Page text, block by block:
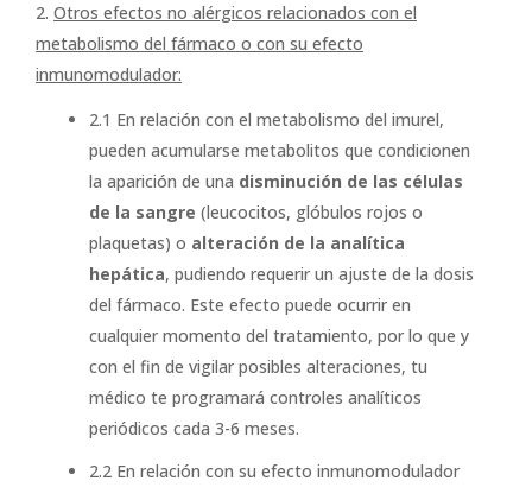
Otros efectos no alérgicos relacionados con el
metabolismo del fármaco o con su efecto
inmunomodulador:
2.1 En relación con el metabolismo del imurel,
pueden acumularse metabolitos que condicionen
la aparición de una disminución de las células
de la sangre (leucocitos, glóbulos rojos o
plaquetas) o alteración de la analítica
hepática, pudiendo requerir un ajuste de la dosis
del fármaco. Este efecto puede ocurrir en
cualquier momento del tratamiento, por lo que y
con el fin de vigilar posibles alteraciones, tu
médico te programará controles analíticos
periódicos cada 3-6 meses.
2.2 En relación con su efecto inmunomodulador